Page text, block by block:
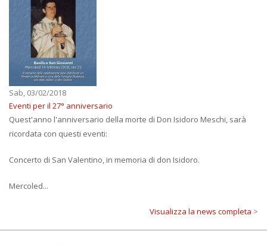
Sab, 03/02/2018
Eventi per il 27° anniversario
Quest'anno l'anniversario della morte di Don Isidoro Meschi, sarà
ricordata con questi eventi:
Concerto di San Valentino, in memoria di don Isidoro.
Mercoled...
Visualizza la news completa >